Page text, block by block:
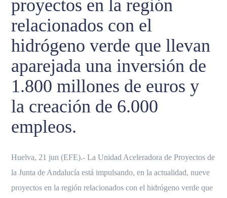
proyectos en la región
relacionados con el
hidrógeno verde que llevan
aparejada una inversión de
1.800 millones de euros y
la creación de 6.000
empleos.
Huelva, 21 jun (EFE).- La Unidad Aceleradora de Proyectos de
la Junta de Andalucía está impulsando, en la actualidad, nueve
proyectos en la región relacionados con el hidrógeno verde que